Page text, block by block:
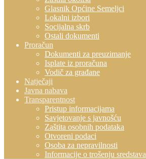
Glasnik Općine Semeljci
Lokalni izbori
Socijalna skrb
Ostali dokumenti
Proračun
Dokumenti za preuzimanje
Isplate iz proračuna
Vodič za građane
Natječaji
Javna nabava
Transparentnost
Pristup informacijama
Savjetovanje s javnošću
Zaštita osobnih podataka
Otvoreni podaci
Osoba za nepravilnosti
Informacije o trošenju sredstava